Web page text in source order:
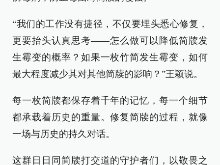
“我们的工作没有捷径，不仅要埋头悉心修复，
更要抬头认真思考——怎么做可以降低简牍发
生霉变的概率？如果一枚竹简发生霉变，如何
最大程度减少其对其他简牍的影响？”王颖说。
每一枚简牍都保存着千年的记忆，每一个细节
都承载着历史的重量。修复简牍的过程，就像
一场与历史的持久对话。
这群日日同简牍打交道的守护者们，以敬畏之